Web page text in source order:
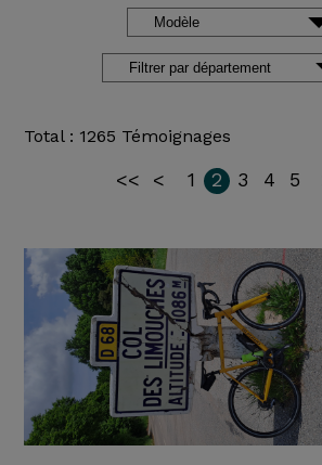
Total : 1265 Témoignages
<< < 1 2 3 4 5